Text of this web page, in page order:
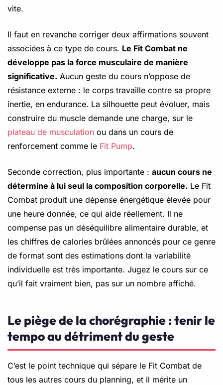
vite.
Il faut en revanche corriger deux affirmations souvent
associées à ce type de cours. Le Fit Combat ne
développe pas la force musculaire de manière
significative. Aucun geste du cours n’oppose de
résistance externe : le corps travaille contre sa propre
inertie, en endurance. La silhouette peut évoluer, mais
construire du muscle demande une charge, sur le
plateau de musculation ou dans un cours de
renforcement comme le Fit Pump.
Seconde correction, plus importante : aucun cours ne
détermine à lui seul la composition corporelle. Le Fit
Combat produit une dépense énergétique élevée pour
une heure donnée, ce qui aide réellement. Il ne
compense pas un déséquilibre alimentaire durable, et
les chiffres de calories brûlées annoncés pour ce genre
de format sont des estimations dont la variabilité
individuelle est très importante. Jugez le cours sur ce
qu’il fait vraiment bien, pas sur un nombre affiché.
Le piège de la chorégraphie : tenir le
tempo au détriment du geste
C’est le point technique qui sépare le Fit Combat de
tous les autres cours du planning, et il mérite un